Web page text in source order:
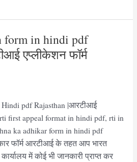
in hindi pdf
एप्लीकेशन फॉर्म
pdf Rajasthan |आरटीआई
first appeal format in hindi pdf, rti in
ka adhikar form in hindi pdf
फॉर्म आरटीआई के तहत आप भारत
में कोई भी जानकारी प्राप्त कर